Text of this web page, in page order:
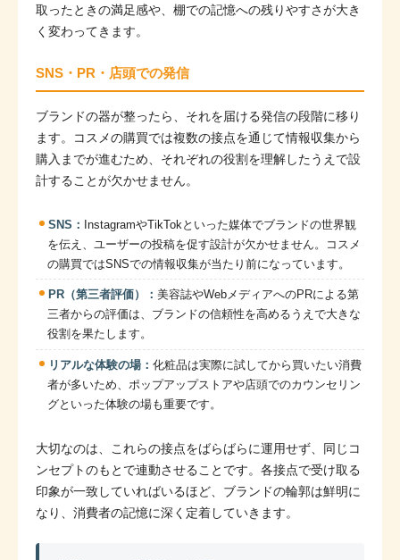
取ったときの満足感や、棚での記憶への残りやすさが大き
く変わってきます。
SNS・PR・店頭での発信
ブランドの器が整ったら、それを届ける発信の段階に移り
ます。コスメの購買では複数の接点を通じて情報収集から
購入までが進むため、それぞれの役割を理解したうえで設
計することが欠かせません。
SNS： InstagramやTikTokといった媒体でブランドの世界観
を伝え、ユーザーの投稿を促す設計が欠かせません。コスメ
の購買ではSNSでの情報収集が当たり前になっています。
PR（第三者評価）： 美容誌やWebメディアへのPRによる第
三者からの評価は、ブランドの信頼性を高めるうえで大きな
役割を果たします。
リアルな体験の場： 化粧品は実際に試してから買いたい消費
者が多いため、ポップアップストアや店頭でのカウンセリン
グといった体験の場も重要です。
大切なのは、これらの接点をばらばらに運用せず、同じコ
ンセプトのもとで連動させることです。各接点で受け取る
印象が一致していればいるほど、ブランドの輪郭は鮮明に
なり、消費者の記憶に深く定着していきます。